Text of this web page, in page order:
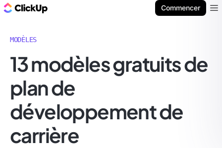
Commencer
MODÈLES
13 modèles gratuits de
plan de
développement de
carrière